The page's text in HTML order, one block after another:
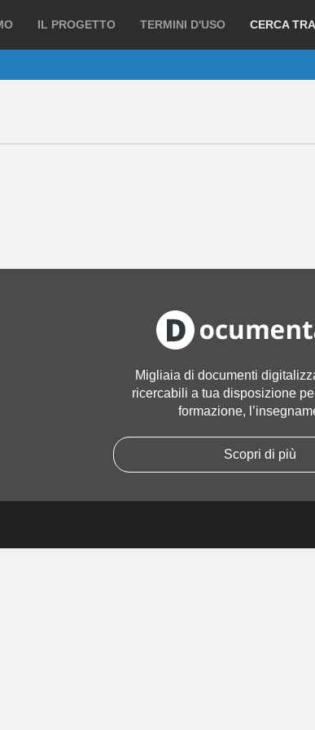
IL PROGETTO TERMINI D'USO CERCA
Migliaia di documenti
ricercabili a tua disposizione
formazione,
Scopri di più